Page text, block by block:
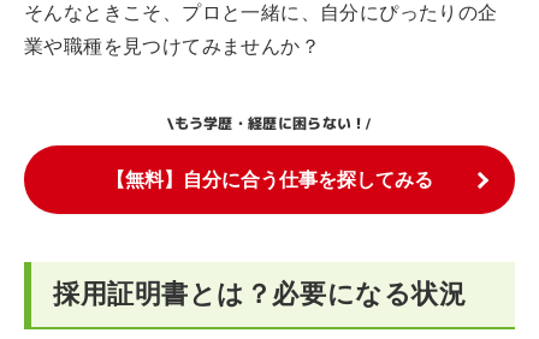
そんなときこそ、プロと一緒に、自分にぴったりの企
業や職種を見つけてみませんか？
\もう学歴・経歴に困らない！/
【無料】自分に合う仕事を探してみる
採用証明書とは？必要になる状況